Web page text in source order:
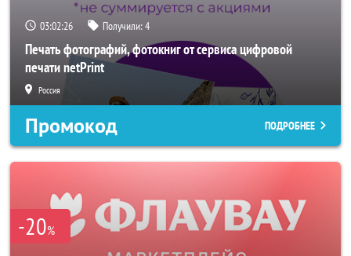
03:02:24 Получили:4
Печать фотографий, фотокниг от сервиса цифровой
печати netPrint
Россия
Промокод ПОДРОБНЕЕ
-20%